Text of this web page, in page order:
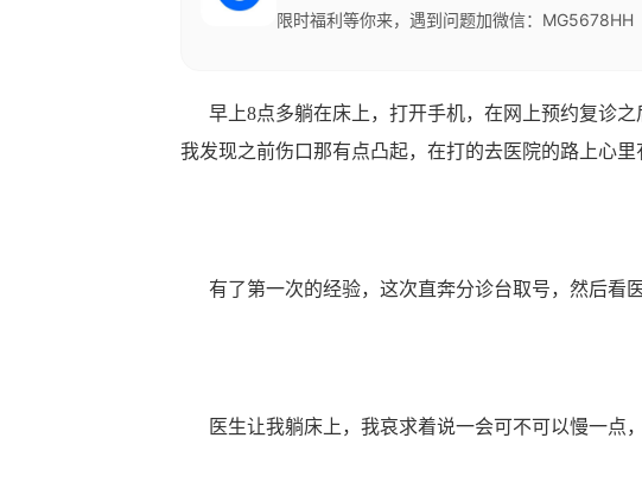
限时福利等你来，遇到问题加微信：MG5678HH
早上8点多躺在床上，打开手机，在网上预约复诊之
我发现之前伤口那有点凸起，在打的去医院的路上心里
有了第一次的经验，这次直奔分诊台取号，然后看医
医生让我躺床上，我哀求着说一会可不可以慢一点，